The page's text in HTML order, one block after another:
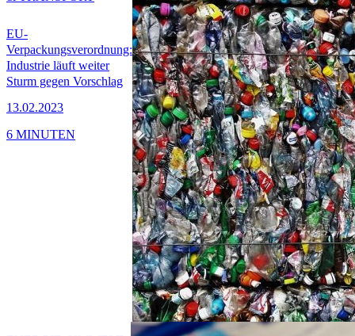
EU-
Verpackungsverordnung:
Industrie läuft weiter
Sturm gegen Vorschlag
13.02.2023
6 MINUTEN